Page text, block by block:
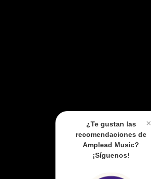
×
¿Te gustan las
recomendaciones de
Amplead Music?
¡Síguenos!